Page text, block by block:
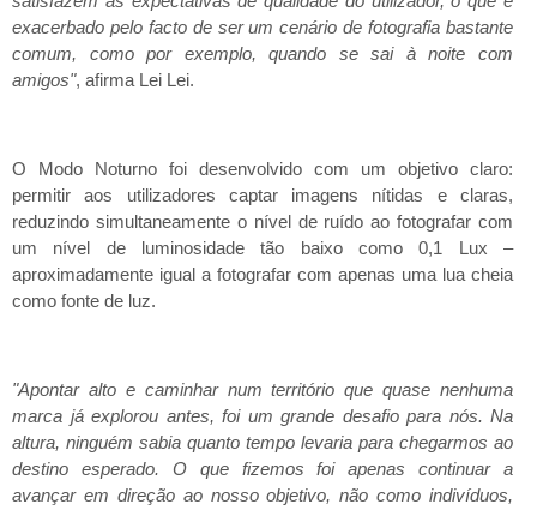
exacerbado pelo facto de ser um cenário de fotografia bastante
comum, como por exemplo, quando se sai à noite com
amigos", afirma Lei Lei.
O Modo Noturno foi desenvolvido com um objetivo claro:
permitir aos utilizadores captar imagens nítidas e claras,
reduzindo simultaneamente o nível de ruído ao fotografar com
um nível de luminosidade tão baixo como 0,1 Lux –
aproximadamente igual a fotografar com apenas uma lua cheia
como fonte de luz.
"Apontar alto e caminhar num território que quase nenhuma
marca já explorou antes, foi um grande desafio para nós. Na
altura, ninguém sabia quanto tempo levaria para chegarmos ao
destino esperado. O que fizemos foi apenas continuar a
avançar em direção ao nosso objetivo, não como indivíduos,